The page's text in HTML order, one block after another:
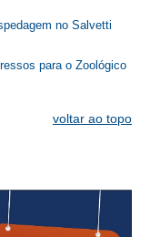
no Salvetti
para o Zoológico
voltar ao topo